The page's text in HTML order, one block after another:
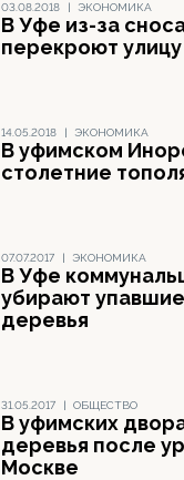
03.08.2018 | ЭКОНОМИКА
В Уфе из-за
перекроют
14.05.2018 | ЭКОНОМИКА
В уфимском
столетние
07.07.2017 | ЭКОНОМИКА
В Уфе
убирают
деревья
31.05.2017 | ОБЩЕСТВО
В уфимских
деревья после
Москве